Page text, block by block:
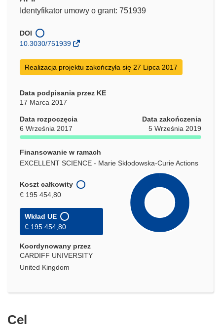
Identyfikator umowy o grant: 751939
DOI
10.3030/751939
Realizacja projektu zakończyła się 27 Lipca 2017
Data podpisania przez KE
17 Marca 2017
Data rozpoczęcia
6 Września 2017
Data zakończenia
5 Września 2019
Finansowanie w ramach
EXCELLENT SCIENCE - Marie Skłodowska-Curie Actions
Koszt całkowity
€ 195 454,80
Wkład UE
€ 195 454,80
Koordynowany przez
CARDIFF UNIVERSITY
United Kingdom
Cel